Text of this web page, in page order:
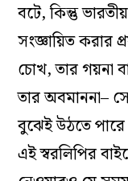
বটে, কিন্তু
সংজ্ঞায়িত করার
চোখ, তার গয়না
তার অবমাননা–
বুঝেই উঠতে পারে
এই স্বরলিপির